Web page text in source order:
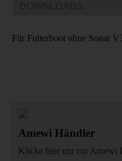
Für Futterboot ohne Sonar
Amewi Händler
Klicke hier um zur Amewi